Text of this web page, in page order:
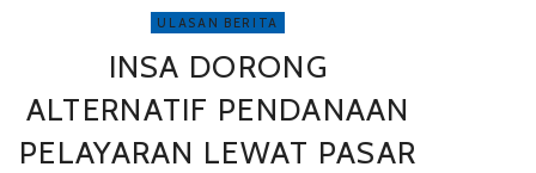
ULASAN BERITA
INSA DORONG
ALTERNATIF PENDANAAN
PELAYARAN LEWAT PASAR